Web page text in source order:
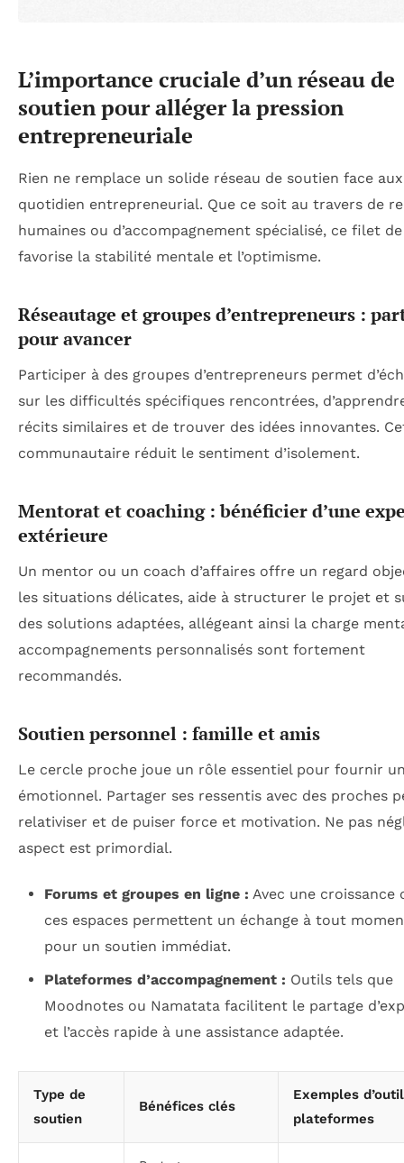
L’importance cruciale d’un réseau de
soutien pour alléger la pression
entrepreneuriale
Rien ne remplace un solide réseau de soutien face
quotidien entrepreneurial. Que ce soit au travers de
humaines ou d’accompagnement spécialisé, ce filet
favorise la stabilité mentale et l’optimisme.
Réseautage et groupes d’entrepreneurs :
pour avancer
Participer à des groupes d’entrepreneurs permet
sur les difficultés spécifiques rencontrées,
récits similaires et de trouver des idées innovantes.
communautaire réduit le sentiment d’isolement.
Mentorat et coaching : bénéficier d’une
extérieure
Un mentor ou un coach d’affaires offre un regard
les situations délicates, aide à structurer le projet et
des solutions adaptées, allégeant ainsi la charge
accompagnements personnalisés sont fortement
recommandés.
Soutien personnel : famille et amis
Le cercle proche joue un rôle essentiel pour fournir
émotionnel. Partager ses ressentis avec des proches
relativiser et de puiser force et motivation. Ne pas
aspect est primordial.
Forums et groupes en ligne : Avec une croissance
ces espaces permettent un échange à tout
pour un soutien immédiat.
Plateformes d’accompagnement : Outils tels que
Moodnotes ou Namatata facilitent le partage
et l’accès rapide à une assistance adaptée.
Type de
soutien
Bénéfices clés
Exemples
plateformes